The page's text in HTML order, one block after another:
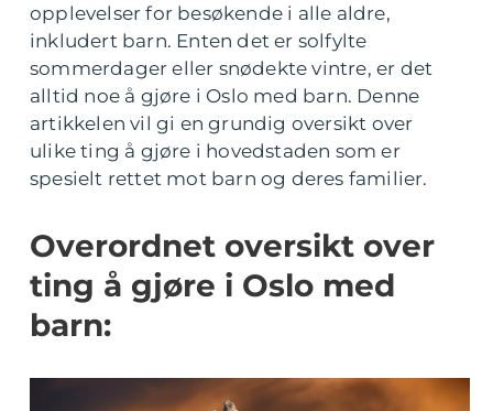
opplevelser for besøkende i alle aldre,
inkludert barn. Enten det er solfylte
sommerdager eller snødekte vintre, er det
alltid noe å gjøre i Oslo med barn. Denne
artikkelen vil gi en grundig oversikt over
ulike ting å gjøre i hovedstaden som er
spesielt rettet mot barn og deres familier.
Overordnet oversikt over
ting å gjøre i Oslo med
barn: